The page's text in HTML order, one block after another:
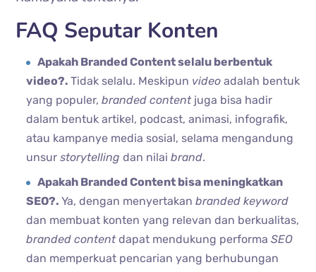
FAQ Seputar Konten
Apakah Branded Content selalu berbentuk
video?.Tidak selalu. Meskipun video adalah bentuk
yang populer,branded contentjuga bisa hadir
dalam bentuk artikel, podcast, animasi, infografik,
atau kampanye media sosial, selama mengandung
unsurstorytelling dan nilaibrand.
Apakah Branded Content bisa meningkatkan
SEO?.Ya, dengan menyertakanbranded keyword
dan membuat konten yang relevan dan berkualitas,
branded contentdapat mendukung performaSEO
dan memperkuat pencarian yang berhubungan